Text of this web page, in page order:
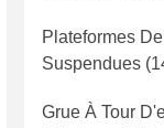
Plateformes De
Suspendues
Grue À Tour